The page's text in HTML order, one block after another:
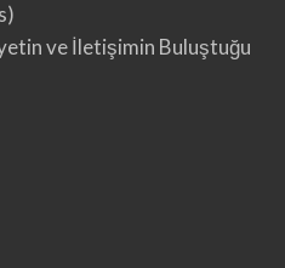
ve İletişimin Buluştuğu